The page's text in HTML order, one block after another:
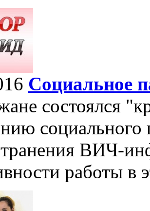
Социальное
состоялся
социального
ВИЧ-
работы в